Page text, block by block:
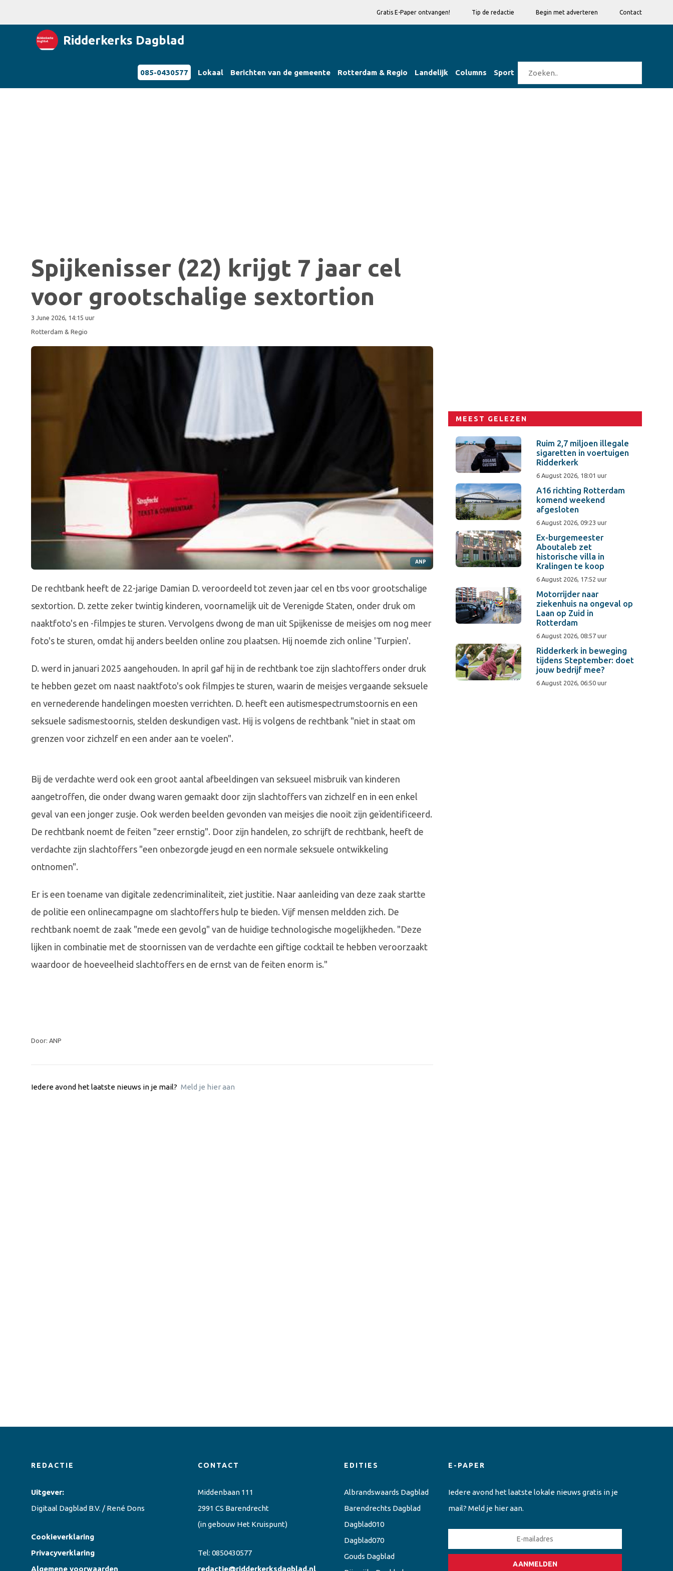
Gratis E-Paper ontvangen! Tip de redactie Begin met adverteren Contact
Ridderkerks Dagblad
085-0430577 Lokaal Berichten van de gemeente Rotterdam & Regio Landelijk Columns Sport
Spijkenisser (22) krijgt 7 jaar cel
voor grootschalige sextortion
3 June 2026, 14:15 uur
Rotterdam & Regio
ANP
De rechtbank heeft de 22-jarige Damian D. veroordeeld tot zeven jaar cel en tbs voor grootschalige
sextortion. D. zette zeker twintig kinderen, voornamelijk uit de Verenigde Staten, onder druk om
naaktfoto's en -filmpjes te sturen. Vervolgens dwong de man uit Spijkenisse de meisjes om nog meer
foto's te sturen, omdat hij anders beelden online zou plaatsen. Hij noemde zich online 'Turpien'.
D. werd in januari 2025 aangehouden. In april gaf hij in de rechtbank toe zijn slachtoffers onder druk
te hebben gezet om naast naaktfoto's ook filmpjes te sturen, waarin de meisjes vergaande seksuele
en vernederende handelingen moesten verrichten. D. heeft een autismespectrumstoornis en een
seksuele sadismestoornis, stelden deskundigen vast. Hij is volgens de rechtbank "niet in staat om
grenzen voor zichzelf en een ander aan te voelen".
Bij de verdachte werd ook een groot aantal afbeeldingen van seksueel misbruik van kinderen
aangetroffen, die onder dwang waren gemaakt door zijn slachtoffers van zichzelf en in een enkel
geval van een jonger zusje. Ook werden beelden gevonden van meisjes die nooit zijn geïdentificeerd.
De rechtbank noemt de feiten "zeer ernstig". Door zijn handelen, zo schrijft de rechtbank, heeft de
verdachte zijn slachtoffers "een onbezorgde jeugd en een normale seksuele ontwikkeling
ontnomen".
Er is een toename van digitale zedencriminaliteit, ziet justitie. Naar aanleiding van deze zaak startte
de politie een onlinecampagne om slachtoffers hulp te bieden. Vijf mensen meldden zich. De
rechtbank noemt de zaak "mede een gevolg" van de huidige technologische mogelijkheden. "Deze
lijken in combinatie met de stoornissen van de verdachte een giftige cocktail te hebben veroorzaakt
waardoor de hoeveelheid slachtoffers en de ernst van de feiten enorm is."
Door: ANP
Iedere avond het laatste nieuws in je mail? Meld je hier aan
MEEST GELEZEN
Ruim 2,7 miljoen illegale
sigaretten in voertuigen
Ridderkerk
6 August 2026, 18:01 uur
A16 richting Rotterdam
komend weekend
afgesloten
6 August 2026, 09:23 uur
Ex-burgemeester
Aboutaleb zet
historische villa in
Kralingen te koop
6 August 2026, 17:52 uur
Motorrijder naar
ziekenhuis na ongeval op
Laan op Zuid in
Rotterdam
6 August 2026, 08:57 uur
Ridderkerk in beweging
tijdens Steptember: doet
jouw bedrijf mee?
6 August 2026, 06:50 uur
REDACTIE
Uitgever:
Digitaal Dagblad B.V. / René Dons
Cookieverklaring
Privacyverklaring
Algemene voorwaarden
CONTACT
Middenbaan 111
2991 CS Barendrecht
(in gebouw Het Kruispunt)
Tel: 0850430577
redactie@ridderkerksdagblad.nl
EDITIES
Albrandswaards Dagblad
Barendrechts Dagblad
Dagblad010
Dagblad070
Gouds Dagblad
E-PAPER
Iedere avond het laatste lokale nieuws gratis in je
mail? Meld je hier aan.